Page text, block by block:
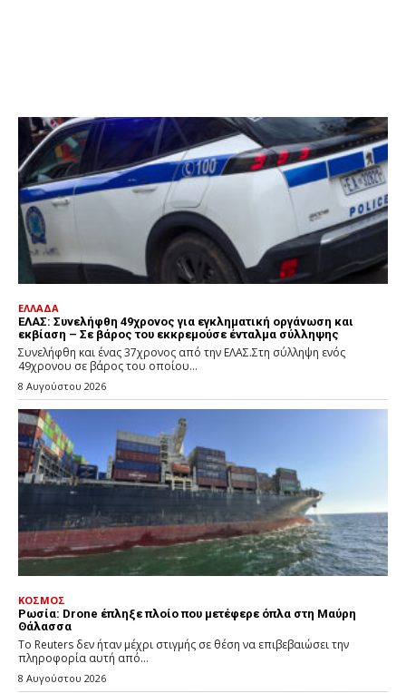
ΕΛΛΑΔΑ
ΕΛΑΣ: Συνελήφθη 49χρονος για εγκληματική οργάνωση και
εκβίαση – Σε βάρος του εκκρεμούσε ένταλμα σύλληψης
Συνελήφθη και ένας 37χρονος από την ΕΛΑΣ.Στη σύλληψη ενός
49χρονου σε βάρος του οποίου...
8 Αυγούστου 2026
ΚΟΣΜΟΣ
Ρωσία: Drone έπληξε πλοίο που μετέφερε όπλα στη Μαύρη
Θάλασσα
Το Reuters δεν ήταν μέχρι στιγμής σε θέση να επιβεβαιώσει την
πληροφορία αυτή από...
8 Αυγούστου 2026